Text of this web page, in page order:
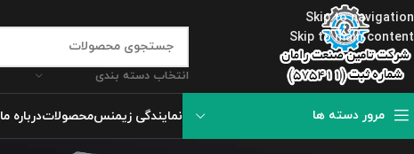
Skip to navigation
Skip to main content
انتخاب دسته بندی
مرور دسته ها نمایندگی زیمنسمحصولاتدرباره ما